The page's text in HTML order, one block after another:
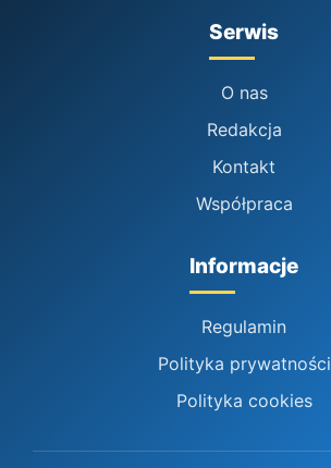
Serwis
O nas
Redakcja
Kontakt
Współpraca
Informacje
Regulamin
Polityka prywatności
Polityka cookies